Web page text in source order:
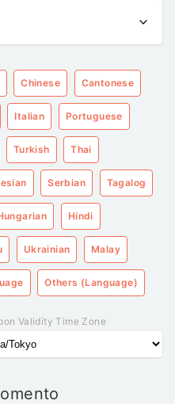
Chinese Cantonese
Italian Portuguese
Turkish Thai
Serbian Tagalog
Hindi
Ukrainian Malay
Others (Language)
Validity Time Zone